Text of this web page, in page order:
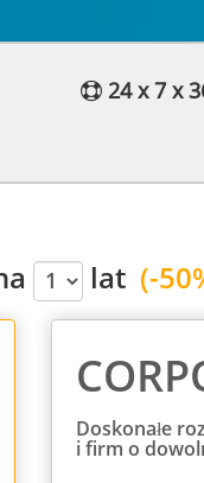
24 x 7 x
lat (-
Doskonałe
i firm o